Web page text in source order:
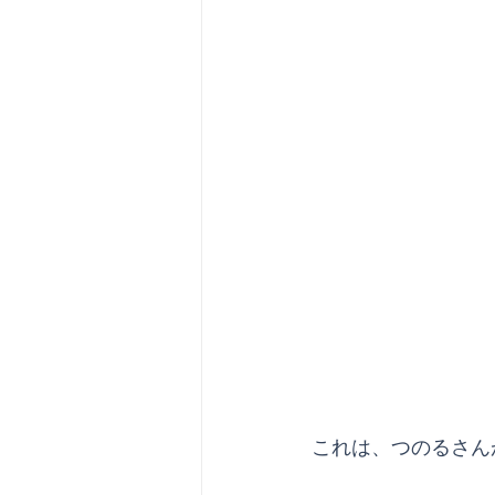
これは、つのるさ